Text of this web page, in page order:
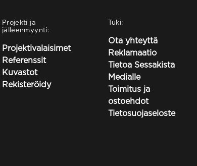
Projekti ja
jälleenmyynti:
Projektivalaisimet
Referenssit
Kuvastot
Rekisteröidy
Tuki:
Ota yhteyttä
Reklamaatio
Tietoa Sessakista
Medialle
Toimitus ja
ostoehdot
Tietosuojaseloste